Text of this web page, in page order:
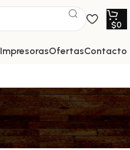
$0
impresoras ofertas contacto